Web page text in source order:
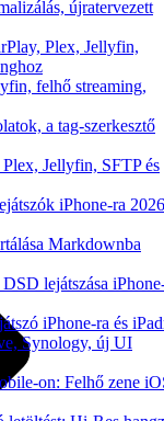
újratervezett
Plex, Jellyfin,
felhő streaming,
a tag-szerkesztő
Jellyfin, SFTP és
iPhone-ra
Markdownba
lejátszása
iPhone-ra és
Synology, új UI
on: Felhő zene